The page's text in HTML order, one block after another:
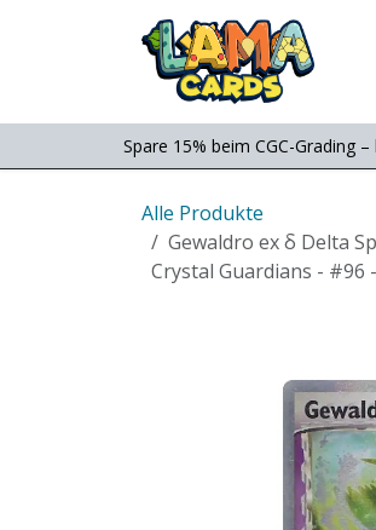
Zum Inhalt springen
Spare 15% beim CGC-Grading
Alle Produkte
Gewaldro ex δ Delta
Crystal Guardians - #96